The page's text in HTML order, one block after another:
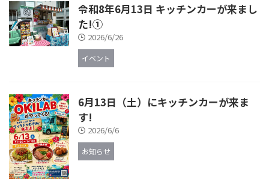
令和8年6月13日 キッチンカーが来まし
た!①
2026/6/26
イベント
6月13日（土）にキッチンカーが来ま
す!
2026/6/6
お知らせ